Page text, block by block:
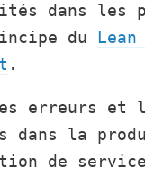
dans les
du Lean
.
erreurs et
dans la
de